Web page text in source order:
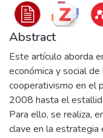
Abstract
Este artículo aborda
económica y social
cooperativismo en el
2008 hasta el
Para ello, se realiza,
clave en la estrategia